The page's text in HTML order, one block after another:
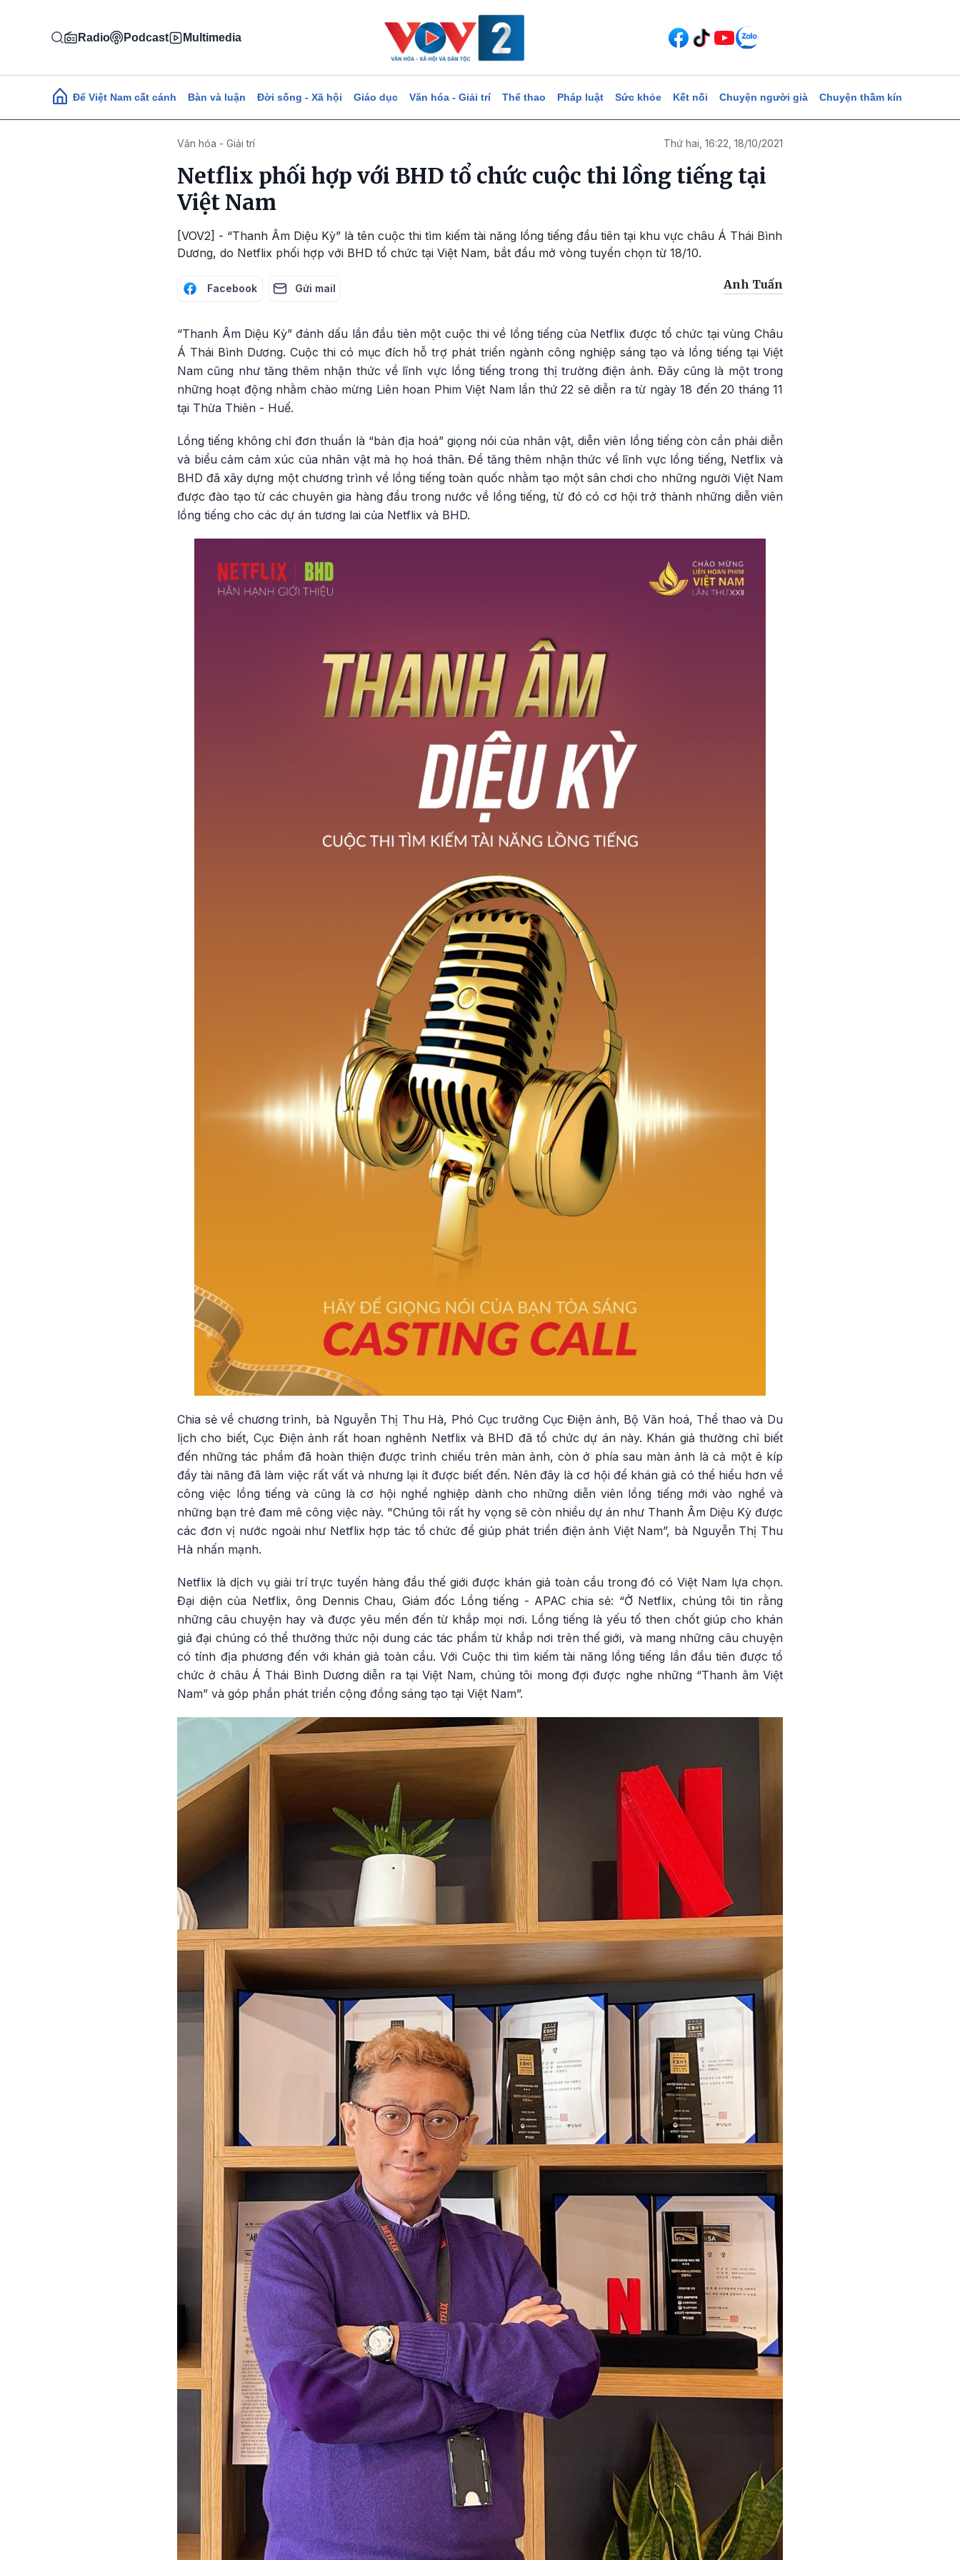
Radio Podcast Multimedia
Main navigation
Để Việt Nam cất cánh Bàn và luận Đời sống - Xã hội Giáo dục Văn hóa - Giải trí Thể thao Pháp luật Sức khỏe Kết nối Chuyện người già Chuyện thầm kín
Văn hóa - Giải trí Thứ hai, 16:22, 18/10/2021
Netflix phối hợp với BHD tổ chức cuộc thi lồng tiếng tại
Việt Nam
[VOV2] - “Thanh Âm Diệu Kỳ” là tên cuộc thi tìm kiếm tài năng lồng tiếng đầu tiên tại khu vực châu Á Thái Bình
Dương, do Netflix phối hợp với BHD tổ chức tại Việt Nam, bắt đầu mở vòng tuyển chọn từ 18/10.
Facebook Gửi mail Anh Tuấn
“Thanh Âm Diệu Kỳ” đánh dấu lần đầu tiên một cuộc thi về lồng tiếng của Netflix được tổ chức tại vùng Châu
Á Thái Bình Dương. Cuộc thi có mục đích hỗ trợ phát triển ngành công nghiệp sáng tạo và lồng tiếng tại Việt
Nam cũng như tăng thêm nhận thức về lĩnh vực lồng tiếng trong thị trường điện ảnh. Đây cũng là một trong
những hoạt động nhằm chào mừng Liên hoan Phim Việt Nam lần thứ 22 sẽ diễn ra từ ngày 18 đến 20 tháng 11
tại Thừa Thiên - Huế.
Lồng tiếng không chỉ đơn thuần là “bản địa hoá” giọng nói của nhân vật, diễn viên lồng tiếng còn cần phải diễn
và biểu cảm cảm xúc của nhân vật mà họ hoá thân. Để tăng thêm nhận thức về lĩnh vực lồng tiếng, Netflix và
BHD đã xây dựng một chương trình về lồng tiếng toàn quốc nhằm tạo một sân chơi cho những người Việt Nam
được đào tạo từ các chuyên gia hàng đầu trong nước về lồng tiếng, từ đó có cơ hội trở thành những diễn viên
lồng tiếng cho các dự án tương lai của Netflix và BHD.
Chia sẻ về chương trình, bà Nguyễn Thị Thu Hà, Phó Cục trưởng Cục Điện ảnh, Bộ Văn hoá, Thể thao và Du
lịch cho biết, Cục Điện ảnh rất hoan nghênh Netflix và BHD đã tổ chức dự án này. Khán giả thường chỉ biết
đến những tác phẩm đã hoàn thiện được trình chiếu trên màn ảnh, còn ở phía sau màn ảnh là cả một ê kíp
đầy tài năng đã làm việc rất vất vả nhưng lại ít được biết đến. Nên đây là cơ hội để khán giả có thể hiểu hơn về
công việc lồng tiếng và cũng là cơ hội nghề nghiệp dành cho những diễn viên lồng tiếng mới vào nghề và
những bạn trẻ đam mê công việc này. "Chúng tôi rất hy vọng sẽ còn nhiều dự án như Thanh Âm Diệu Kỳ được
các đơn vị nước ngoài như Netflix hợp tác tổ chức để giúp phát triển điện ảnh Việt Nam”, bà Nguyễn Thị Thu
Hà nhấn mạnh.
Netflix là dịch vụ giải trí trực tuyến hàng đầu thế giới được khán giả toàn cầu trong đó có Việt Nam lựa chọn.
Đại diện của Netflix, ông Dennis Chau, Giám đốc Lồng tiếng - APAC chia sẻ: “Ở Netflix, chúng tôi tin rằng
những câu chuyện hay và được yêu mến đến từ khắp mọi nơi. Lồng tiếng là yếu tố then chốt giúp cho khán
giả đại chúng có thể thưởng thức nội dung các tác phẩm từ khắp nơi trên thế giới, và mang những câu chuyện
có tính địa phương đến với khán giả toàn cầu. Với Cuộc thi tìm kiếm tài năng lồng tiếng lần đầu tiên được tổ
chức ở châu Á Thái Bình Dương diễn ra tại Việt Nam, chúng tôi mong đợi được nghe những “Thanh âm Việt
Nam” và góp phần phát triển cộng đồng sáng tạo tại Việt Nam”.